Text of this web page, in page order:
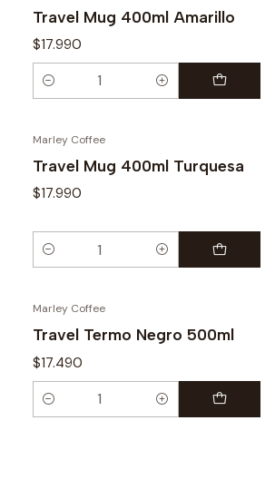
Travel Mug 400ml Amarillo
$17.990
Cantidad
Marley Coffee
Travel Mug 400ml Turquesa
$17.990
Cantidad
Marley Coffee
Travel Termo Negro 500ml
$17.490
Cantidad